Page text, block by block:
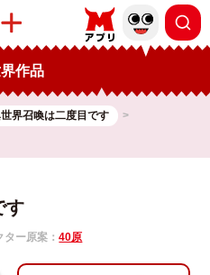
作品
界召喚は二度目です
す
ター原案：40原